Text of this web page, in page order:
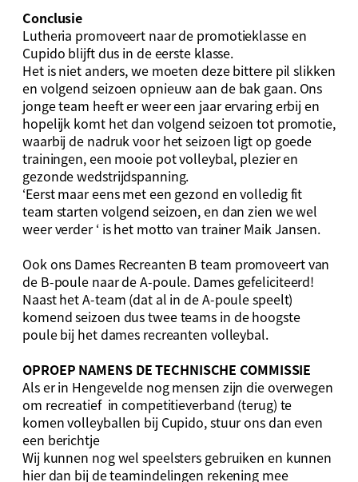
Conclusie
Lutheria promoveert naar de promotieklasse en
Cupido blijft dus in de eerste klasse.
Het is niet anders, we moeten deze bittere pil slikken
en volgend seizoen opnieuw aan de bak gaan. Ons
jonge team heeft er weer een jaar ervaring erbij en
hopelijk komt het dan volgend seizoen tot promotie,
waarbij de nadruk voor het seizoen ligt op goede
trainingen, een mooie pot volleybal, plezier en
gezonde wedstrijdspanning.
‘Eerst maar eens met een gezond en volledig fit
team starten volgend seizoen, en dan zien we wel
weer verder ‘ is het motto van trainer Maik Jansen.
Ook ons Dames Recreanten B team promoveert van
de B-poule naar de A-poule. Dames gefeliciteerd!
Naast het A-team (dat al in de A-poule speelt)
komend seizoen dus twee teams in de hoogste
poule bij het dames recreanten volleybal.
OPROEP NAMENS DE TECHNISCHE COMMISSIE
Als er in Hengevelde nog mensen zijn die overwegen
om recreatief in competitieverband (terug) te
komen volleyballen bij Cupido, stuur ons dan even
een berichtje
Wij kunnen nog wel speelsters gebruiken en kunnen
hier dan bij de teamindelingen rekening mee